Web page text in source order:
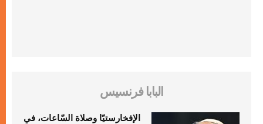
البابا فرنسيس
الإفخارستيّا وصلاة السّاعات، في